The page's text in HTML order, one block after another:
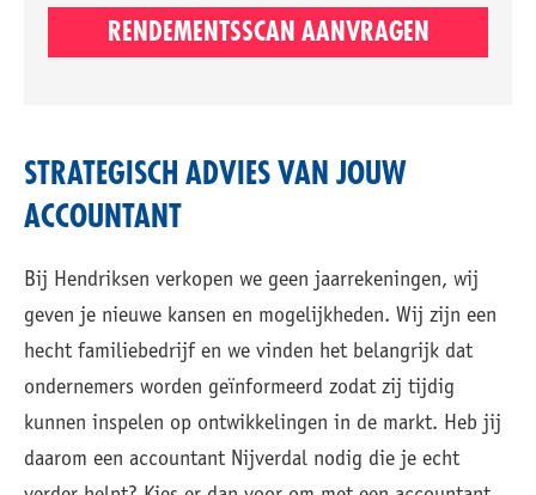
RENDEMENTSSCAN AANVRAGEN
STRATEGISCH ADVIES VAN JOUW
ACCOUNTANT
Bij Hendriksen verkopen we geen jaarrekeningen, wij
geven je nieuwe kansen en mogelijkheden. Wij zijn een
hecht familiebedrijf en we vinden het belangrijk dat
ondernemers worden geïnformeerd zodat zij tijdig
kunnen inspelen op ontwikkelingen in de markt. Heb jij
daarom een accountant Nijverdal nodig die je echt